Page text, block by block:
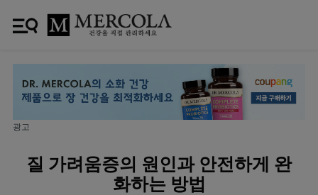
광고
질 가려움증의 원인과 안전하게 완
화하는 방법